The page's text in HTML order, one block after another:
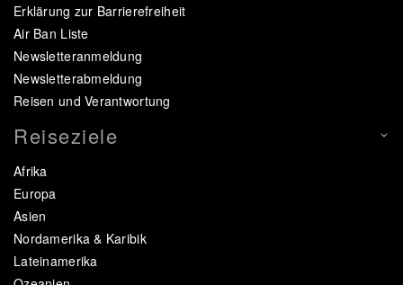
Erklärung zur Barrierefreiheit
Air Ban Liste
Newsletteranmeldung
Newsletterabmeldung
Reisen und Verantwortung
Reiseziele
Afrika
Europa
Asien
Nordamerika & Karibik
Lateinamerika